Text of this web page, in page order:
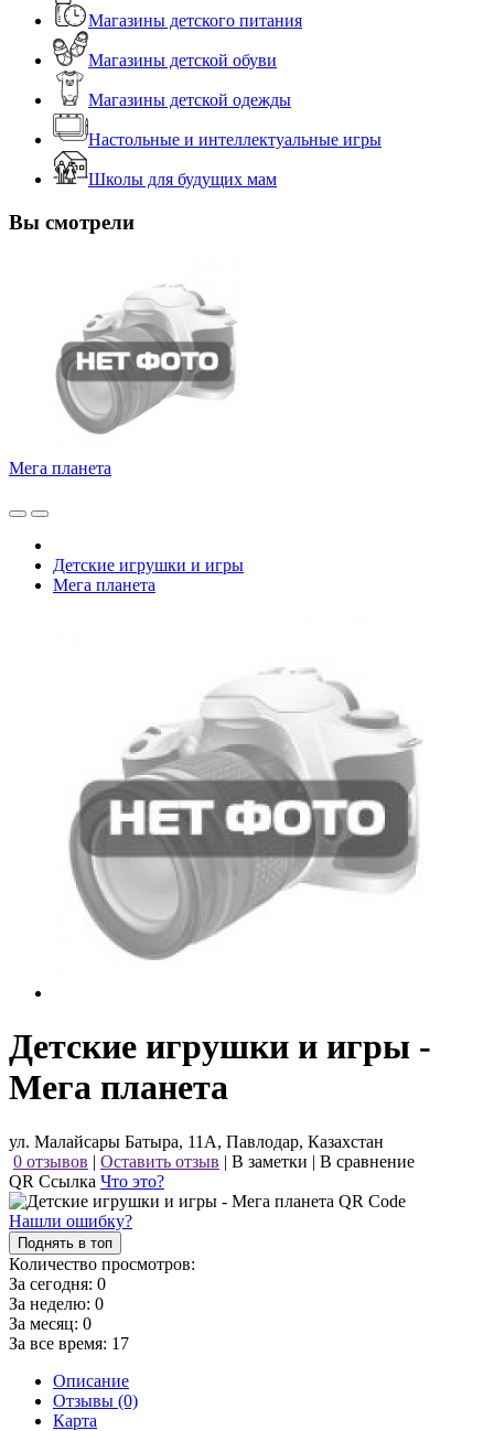
Магазины детского питания
Магазины детской обуви
Магазины детской одежды
Настольные и интеллектуальные игры
Школы для будущих мам
Вы смотрели
Мега планета
Детские игрушки и игры
Мега планета
Детские игрушки и игры -
Мега планета
ул. Малайсары Батыра, 11А, Павлодар, Казахстан
0 отзывов | Оставить отзыв | В заметки | В сравнение
QR Ссылка Что это?
Нашли ошибку?
Поднять в топ
Количество просмотров:
За сегодня: 0
За неделю: 0
За месяц: 0
За все время: 17
Описание
Отзывы (0)
Карта